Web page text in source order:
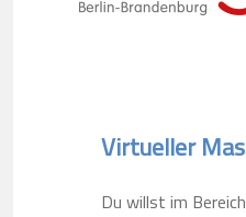
Virtueller
Du willst im